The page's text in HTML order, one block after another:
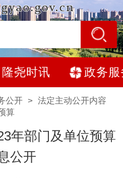
隆尧时讯 政务服
公开> 法定主动公开内容
算
年部门及单位预算
公开